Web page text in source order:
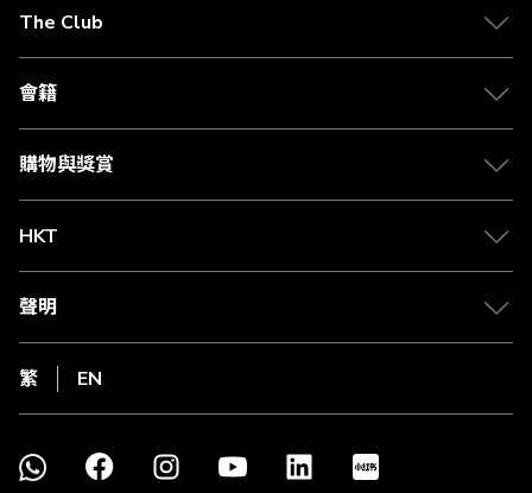
資格信用卡主卡賬戶於每個月結單週期最多可獲的回贈上限為
1,500 Club積分，並會存入主卡人之 The Club 會員帳戶。當達到
積分回贈。Club積分回贈的百分比和價值是根據Club Shopping内
Club 信用卡詳情，請瀏覽：
https://www.theclub.com.hk/zh/citi-
行。請參閱花旗銀行網站了解更多詳情或查詢相關信用卡資訊。
借定唔借？還得到先好借！
The Club
會籍
購物與獎賞
HKT
聲明
繁 EN